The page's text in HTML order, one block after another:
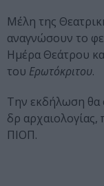
Μέλη της
αναγνώσουν το
Ημέρα Θεάτρου
του Ερωτόκριτου.
Την εκδήλωση θα
δρ
ΠΙΟΠ.